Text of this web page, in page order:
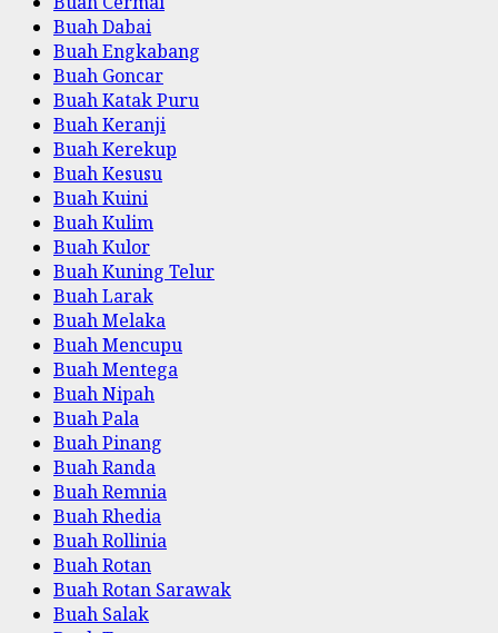
Buah Dabai
Buah Engkabang
Buah Goncar
Buah Katak Puru
Buah Keranji
Buah Kerekup
Buah Kesusu
Buah Kuini
Buah Kulim
Buah Kulor
Buah Kuning Telur
Buah Larak
Buah Melaka
Buah Mencupu
Buah Mentega
Buah Nipah
Buah Pala
Buah Pinang
Buah Randa
Buah Remnia
Buah Rhedia
Buah Rollinia
Buah Rotan
Buah Rotan Sarawak
Buah Salak